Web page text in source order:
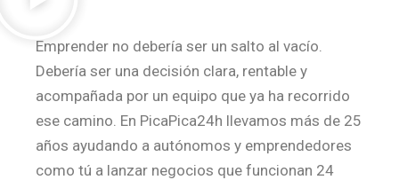
Emprender no debería ser un salto al vacío.
Debería ser una decisión clara, rentable y
acompañada por un equipo que ya ha recorrido
ese camino. En PicaPica24h llevamos más de 25
años ayudando a autónomos y emprendedores
como tú a lanzar negocios que funcionan 24